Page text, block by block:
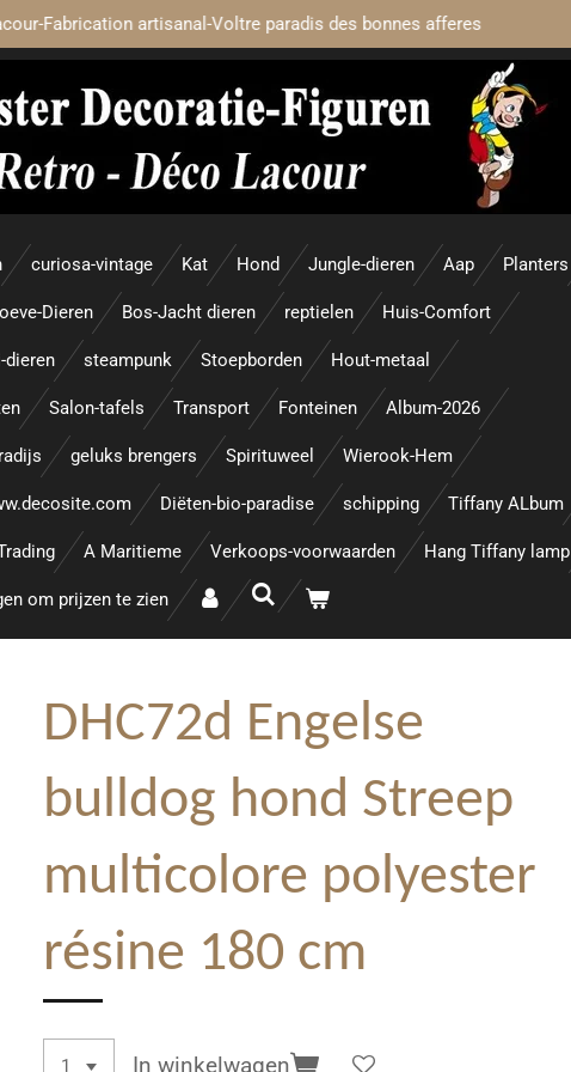
Fabrication artisanal-Voltre paradis des bonnes afferes
curiosa-vintage Kat Hond Jungle-dieren Aap Planters
Dieren Bos-Jacht dieren reptielen Huis-Comfort
dieren steampunk Stoepborden Hout-metaal
Salon-tafels Transport Fonteinen Album-2026
geluks brengers Spirituweel Wierook-Hem
Diëten-bio-paradise schipping Tiffany ALbum
A Maritieme Verkoops-voorwaarden Hang Tiffany lamp
om prijzen te zien
DHC72d Engelse
bulldog hond Streep
multicolore polyester
résine 180 cm
In winkelwagen